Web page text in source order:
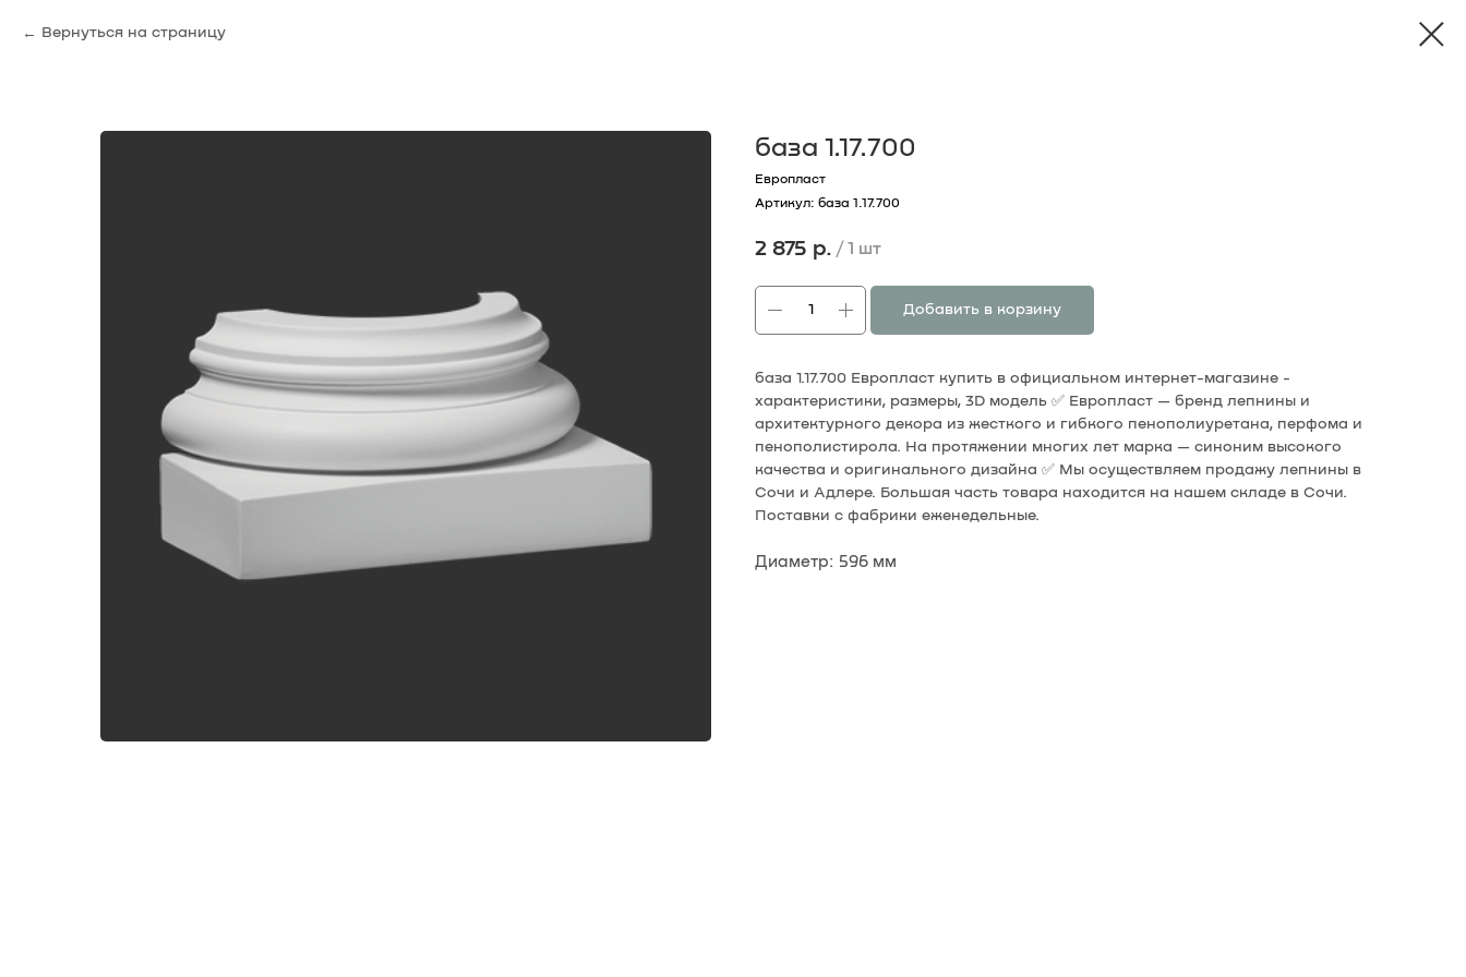
Вернуться на страницу
база 1.17.700
Европласт
Артикул: база 1.17.700
2 875 р. /1 шт
Добавить в корзину
база 1.17.700 Европласт купить в официальном интернет-магазине -
характеристики, размеры, 3D модель ✅ Европласт — бренд лепнины и
архитектурного декора из жесткого и гибкого пенополиуретана, перфома и
пенополистирола. На протяжении многих лет марка — cиноним высокого
качества и оригинального дизайна ✅ Мы осуществляем продажу лепнины в
Сочи и Адлере. Большая часть товара находится на нашем складе в Сочи.
Поставки с фабрики еженедельные.
Диаметр: 596 мм